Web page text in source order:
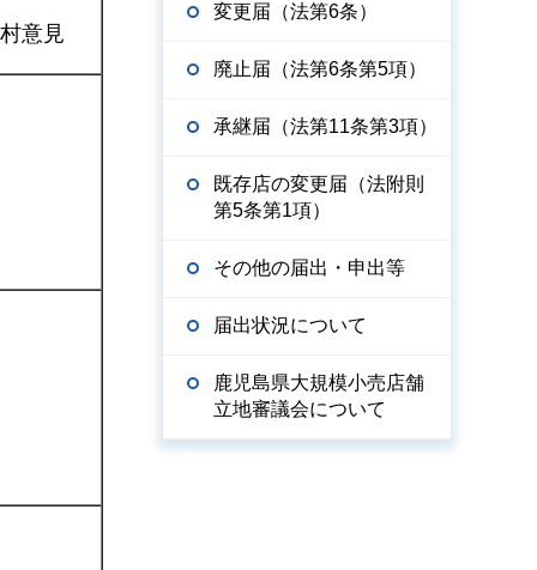
意見
変更届（法第6条）
廃止届（法第6条第5項）
承継届（法第11条第3項）
既存店の変更届（法附則
第5条第1項）
その他の届出・申出等
届出状況について
鹿児島県大規模小売店舗
立地審議会について